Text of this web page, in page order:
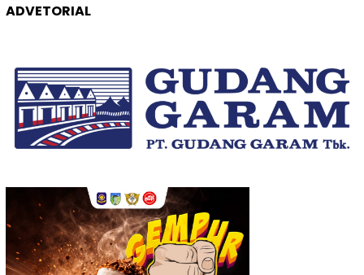
ADVETORIAL